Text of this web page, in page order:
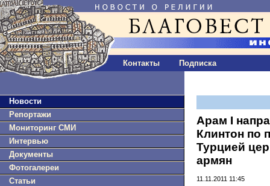
Контакты Подписка
Новости
Репортажи
Мониторинг СМИ
Интервью
Документы
Фотогалереи
Статьи
Арам I
Клинтон по
Турцией
армян
11.11.2011 11:45